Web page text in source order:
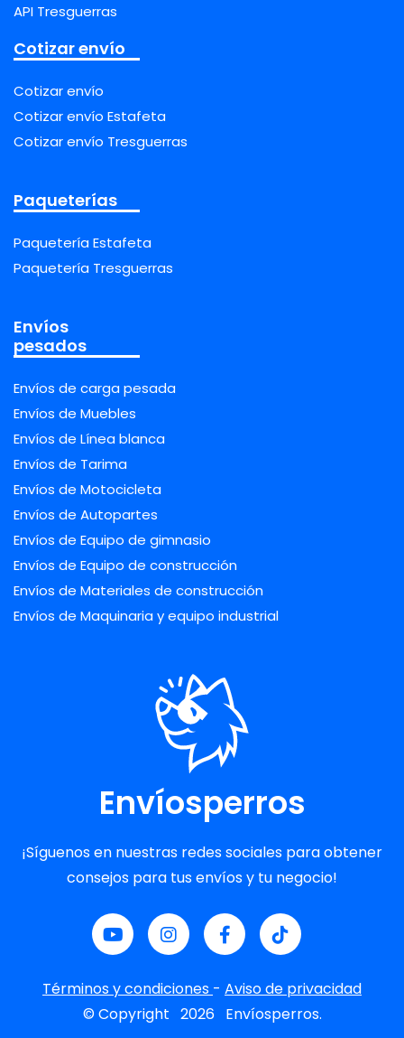
API Tresguerras
Cotizar envío
Cotizar envío
Cotizar envío Estafeta
Cotizar envío Tresguerras
Paqueterías
Paquetería Estafeta
Paquetería Tresguerras
Envíos
pesados
Envíos de carga pesada
Envíos de Muebles
Envíos de Línea blanca
Envíos de Tarima
Envíos de Motocicleta
Envíos de Autopartes
Envíos de Equipo de gimnasio
Envíos de Equipo de construcción
Envíos de Materiales de construcción
Envíos de Maquinaria y equipo industrial
Envíosperros
¡Síguenos en nuestras redes sociales para obtener
consejos para tus envíos y tu negocio!
Términos y condiciones - Aviso de privacidad
© Copyright 2026 Envíosperros.